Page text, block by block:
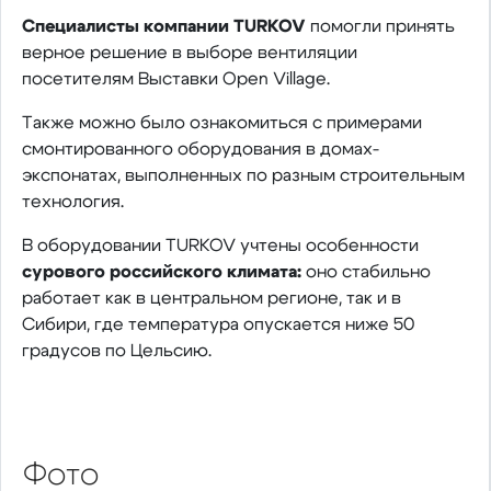
Специалисты компании TURKOV помогли принять
верное решение в выборе вентиляции
посетителям Выставки Open Village.
Также можно было ознакомиться с примерами
смонтированного оборудования в домах-
экспонатах, выполненных по разным строительным
технология.
В оборудовании TURKOV учтены особенности
сурового российского климата:оно стабильно
работает как в центральном регионе, так и в
Сибири, где температура опускается ниже 50
градусов по Цельсию.
Фото